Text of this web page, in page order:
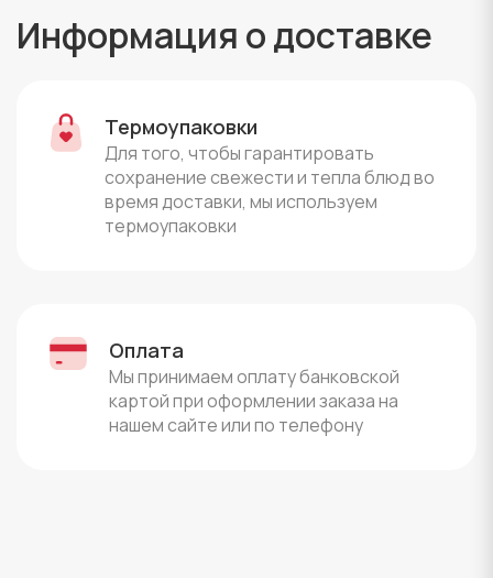
Информация о доставке
Термоупаковки
Для того, чтобы гарантировать
сохранение свежести и тепла блюд во
время доставки, мы используем
термоупаковки
Оплата
Мы принимаем оплату банковской
картой при оформлении заказа на
нашем сайте или по телефону